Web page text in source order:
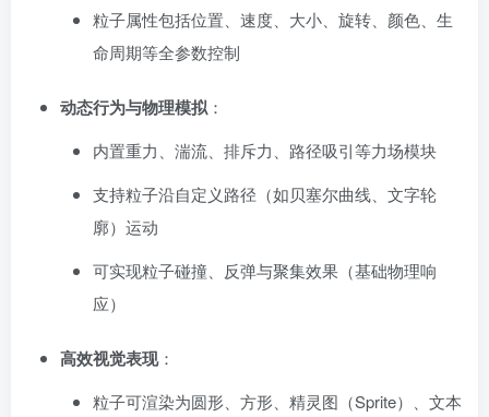
粒子属性包括位置、速度、大小、旋转、颜色、生
命周期等全参数控制
动态行为与物理模拟 ：
内置重力、湍流、排斥力、路径吸引等力场模块
支持粒子沿自定义路径（如贝塞尔曲线、文字轮
廓）运动
可实现粒子碰撞、反弹与聚集效果（基础物理响
应）
高效视觉表现：
粒子可渲染为圆形、方形、精灵图（Sprite）、文本